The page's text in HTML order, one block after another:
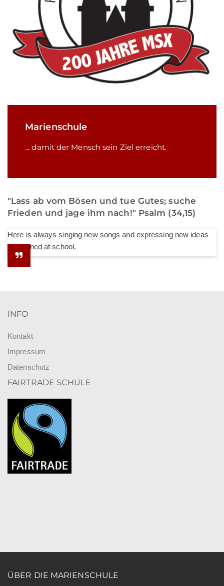
Marienschule
... damit der Mensch sein Ziel erreicht.
"Lass ab vom Bösen und tue Gutes; suche
Frieden und jage ihm nach!" Psalm (34,15)
Here is always singing new songs and expressing new ideas
he learned at school.
INFO
Kontakt
Impressum
Datenschutz
FAIRTRADE SCHULE
ÜBER DIE MARIENSCHULE